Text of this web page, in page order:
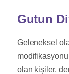
Gutun
Geleneksel
olan kişiler,